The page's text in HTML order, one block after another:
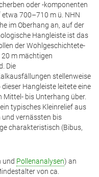
oder -komponenten
700–710 m ü. NHN
im Oberhang an, auf der
Hangleiste ist das
der Wohlgeschichtete-
20 m mächtigen
Die
stellenweise
Hangleiste leitete eine
bis Unterhang über.
typisches Kleinrelief aus
vernässten bis
charakteristisch (Bibus,
und Pollenanalysen) an
von ca.